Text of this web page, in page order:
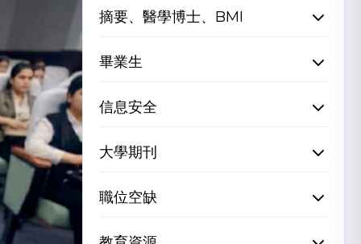
摘要、醫學博士、BMI
畢業生
信息安全
大學期刊
職位空缺